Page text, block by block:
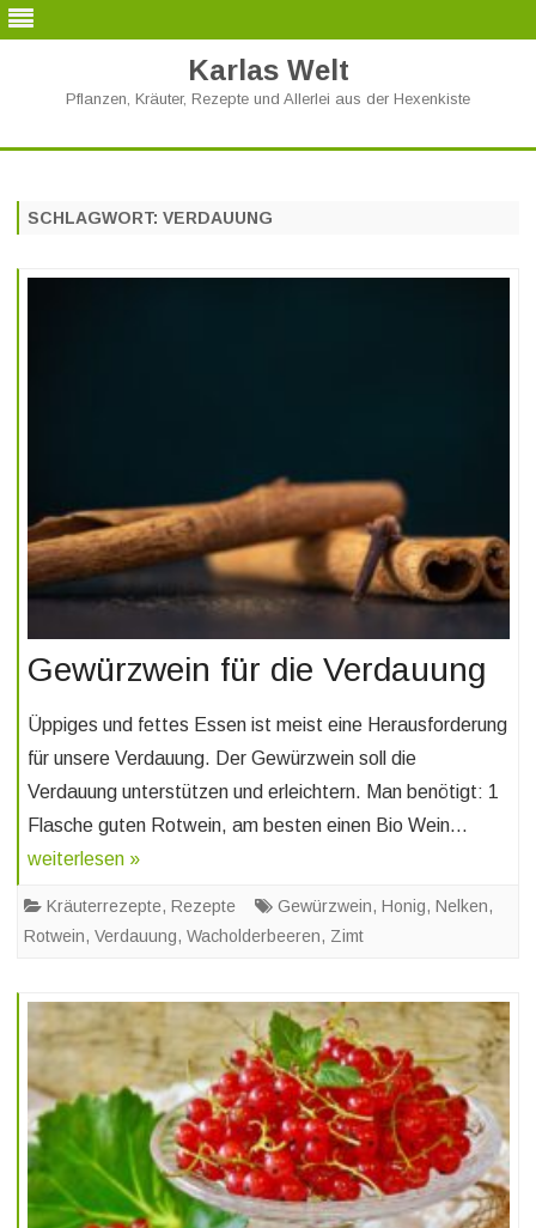
Karlas Welt
Pflanzen, Kräuter, Rezepte und Allerlei aus der Hexenkiste
SCHLAGWORT: VERDAUUNG
Gewürzwein für die Verdauung
Üppiges und fettes Essen ist meist eine Herausforderung
für unsere Verdauung. Der Gewürzwein soll die
Verdauung unterstützen und erleichtern. Man benötigt: 1
Flasche guten Rotwein, am besten einen Bio Wein…
weiterlesen »
Kräuterrezepte, Rezepte Gewürzwein, Honig, Nelken,
Rotwein, Verdauung, Wacholderbeeren, Zimt